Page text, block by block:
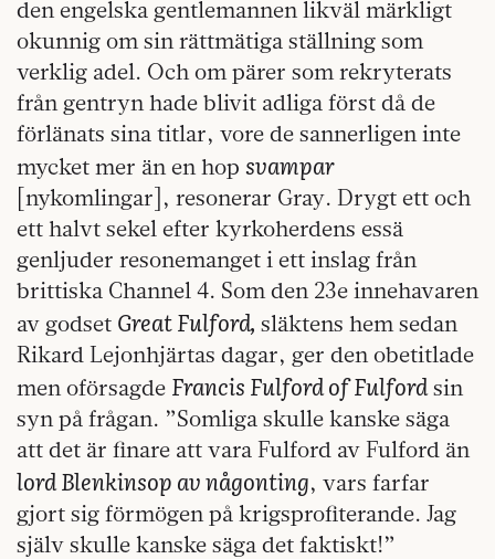
den engelska gentlemannen likväl märkligt
okunnig om sin rättmätiga ställning som
verklig adel. Och om pärer som rekryterats
från gentryn hade blivit adliga först då de
förlänats sina titlar, vore de sannerligen inte
mycket mer än en hop svampar
[nykomlingar], resonerar Gray. Drygt ett och
ett halvt sekel efter kyrkoherdens essä
genljuder resonemanget i ett inslag från
brittiska Channel 4. Som den 23e innehavaren
av godset Great Fulford, släktens hem sedan
Rikard Lejonhjärtas dagar, ger den obetitlade
men oförsagde Francis Fulford of Fulfordsin
syn på frågan. ”Somliga skulle kanske säga
att det är finare att vara Fulford av Fulford än
lord Blenkinsop av någonting, vars farfar
gjort sig förmögen på krigsprofiterande. Jag
själv skulle kanske säga det faktiskt!”